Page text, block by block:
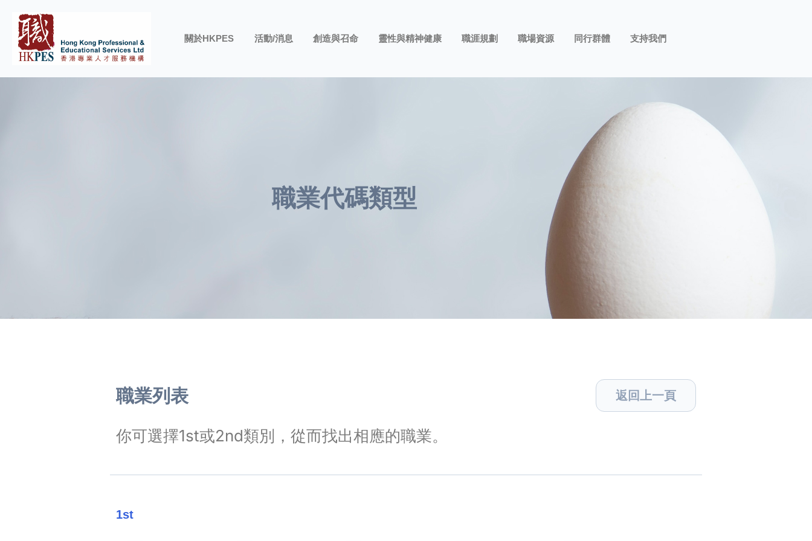
關於HKPES 活動/消息 創造與召命 靈性與精神健康 職涯規劃 職場資源 同行群體 支持我們
職業代碼類型
職業列表 返回上一頁
你可選擇1st或2nd類別，從而找出相應的職業。
1st